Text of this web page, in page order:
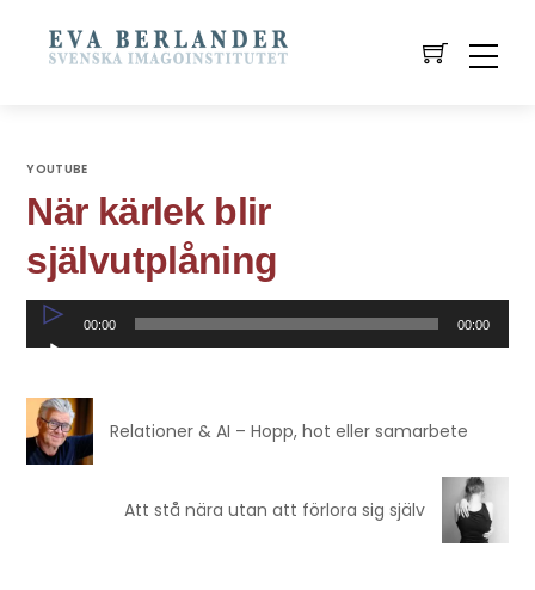
YOUTUBE
När kärlek blir
självutplåning
Ljudspelare
00:00 00:00
Relationer & AI – Hopp, hot eller samarbete
Att stå nära utan att förlora sig själv